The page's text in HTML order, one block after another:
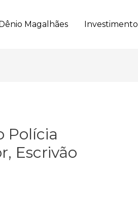
Magalhães Investimento
Polícia
Escrivão